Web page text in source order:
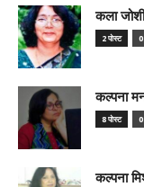
कला जोशी
2 पोस्ट 0
कल्पना
8 पोस्ट 0
कल्पना